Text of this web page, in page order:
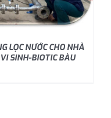
LỌC NƯỚC CHO NHÀ
SINH-BIOTIC BÀU